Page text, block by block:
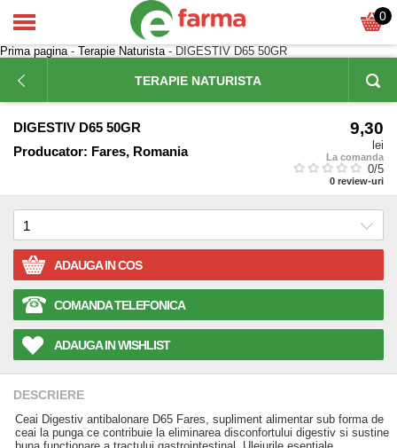
0
Prima pagina- Terapie Naturista- DIGESTIV D65 50GR
TERAPIE NATURISTA
DIGESTIV D65 50GR
Producator: Fares, Romania
9,30
lei
La comanda
0/5
0 review-uri
ADAUGA IN COS
COMANDA TELEFONICA
ADAUGA IN WISHLIST
DESCRIERE
Ceai Digestiv antibalonare D65 Fares, supliment alimentar sub forma de
ceai la punga ce contribuie la eliminarea disconfortului digestiv si sustine